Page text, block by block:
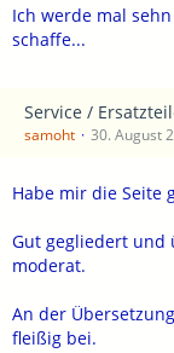
Ich werde mal
schaffe...
Service /
samoht 30. August
Habe mir die Seite
Gut gegliedert und
moderat.
An der
fleißig bei.